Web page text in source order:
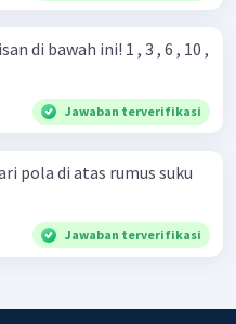
ini! 1 , 3 , 6 , 10 ,
Jawaban terverifikasi
Jawaban terverifikasi